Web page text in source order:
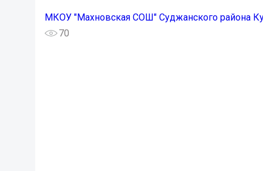
МКОУ "Махновская СОШ" Суджанского района
70